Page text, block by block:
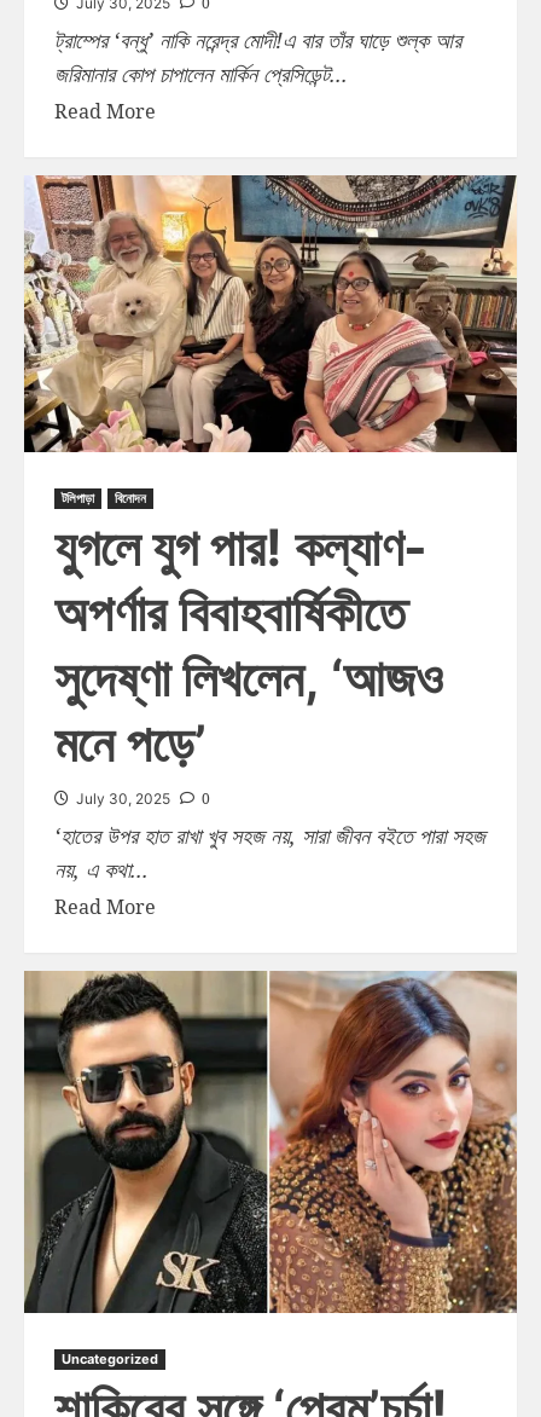
ট্রাম্পের ‘বন্ধু’ নাকি নরেন্দ্র মোদী!এ বার তাঁর ঘাড়ে শুল্ক আর
জরিমানার কোপ চাপালেন মার্কিন প্রেসিডেন্ট...
Read More
টলিপাড়া বিনোদন
যুগলে যুগ পার! কল্যাণ-
অপর্ণার বিবাহবার্ষিকীতে
সুদেষ্ণা লিখলেন, ‘আজও
মনে পড়ে’
July 30, 2025 0
‘হাতের উপর হাত রাখা খুব সহজ নয়, সারা জীবন বইতে পারা সহজ
নয়, এ কথা...
Read More
Uncategorized